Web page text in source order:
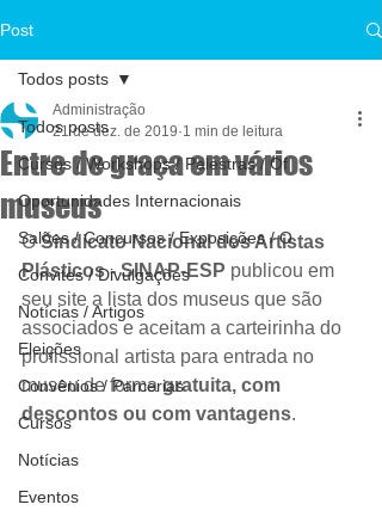
Post
Todos posts
Cursos / Workshops / Palestras / Of
Oportunidades Internacionais
Salões / Concursos / Exposições / O
Convites / Divulgações
Notícias / Artigos
Eleições
Convênios / Parcerias
Cursos
Notícias
Eventos
Todos posts
Entre de graça em vários
museus
Administração
21 de dez. de 2019 1 min de leitura
O Sindicato Nacional dos Artistas
Plásticos - SINAP-ESP publicou em
seu site a lista dos museus que são
associados e aceitam a carteirinha do
profissional artista para entrada no
museu de forma gratuita, com
descontos ou com vantagens.